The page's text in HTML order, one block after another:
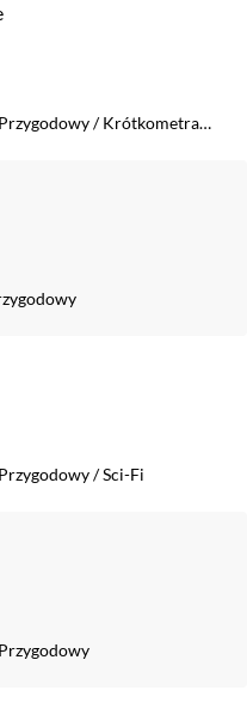
Przygodowy/Krótkometrażowy
Przygodowy/Sci-Fi
Przygodowy